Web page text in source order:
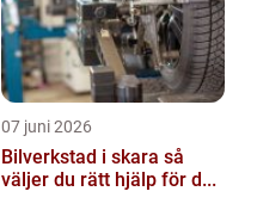
07 juni 2026
Bilverkstad i skara så
väljer du rätt hjälp för d...